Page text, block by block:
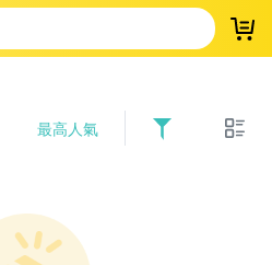
登
最高人氣